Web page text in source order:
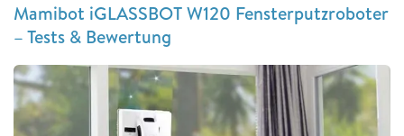
Mamibot iGLASSBOT W120 Fensterputzroboter
– Tests & Bewertung